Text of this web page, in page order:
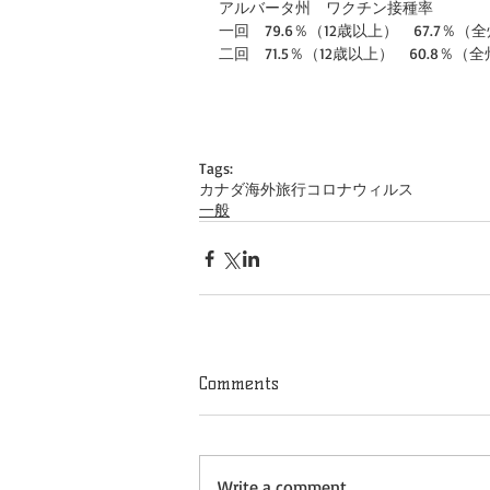
アルバータ州　ワクチン接種率
一回　79.6％（12歳以上）　67.7％（全
二回　71.5％（12歳以上）　60.8％（全
Tags:
カナダ海外旅行コロナウィルス
一般
Comments